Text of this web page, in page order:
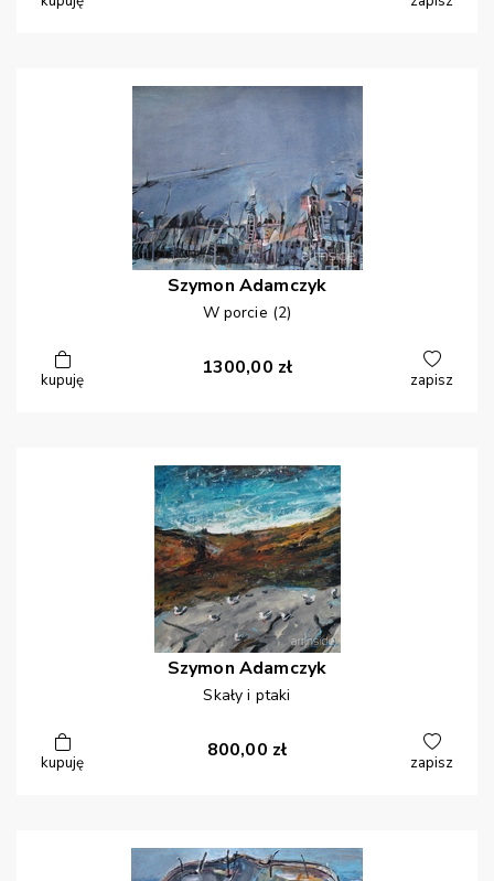
Szymon Adamczyk
W porcie (2)
kupuję
1300,00 zł
zapisz
Szymon Adamczyk
Skały i ptaki
kupuję
800,00 zł
zapisz